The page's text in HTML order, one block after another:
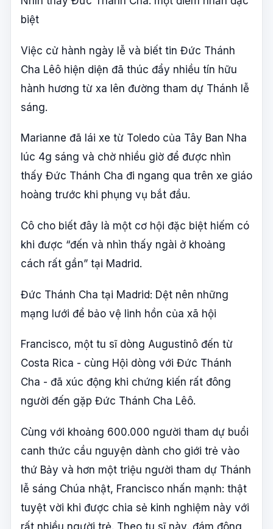
biệt
Việc cử hành ngày lễ và biết tin Đức Thánh
Cha Lêô hiện diện đã thúc đẩy nhiều tín hữu
hành hương từ xa lên đường tham dự Thánh lễ
sáng.
Marianne đã lái xe từ Toledo của Tây Ban Nha
lúc 4g sáng và chờ nhiều giờ để được nhìn
thấy Đức Thánh Cha đi ngang qua trên xe giáo
hoàng trước khi phụng vụ bắt đầu.
Cô cho biết đây là một cơ hội đặc biệt hiếm có
khi được “đến và nhìn thấy ngài ở khoảng
cách rất gần” tại Madrid.
Đức Thánh Cha tại Madrid: Dệt nên những
mạng lưới để bảo vệ linh hồn của xã hội
Francisco, một tu sĩ dòng Augustinô đến từ
Costa Rica - cùng Hội dòng với Đức Thánh
Cha - đã xúc động khi chứng kiến rất đông
người đến gặp Đức Thánh Cha Lêô.
Cùng với khoảng 600.000 người tham dự buổi
canh thức cầu nguyện dành cho giới trẻ vào
thứ Bảy và hơn một triệu người tham dự Thánh
lễ sáng Chúa nhật, Francisco nhấn mạnh: thật
tuyệt vời khi được chia sẻ kinh nghiệm này với
rất nhiều người trẻ. Theo tu sĩ này, đám đông